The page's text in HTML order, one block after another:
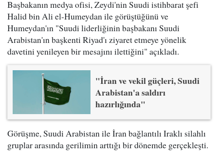
Başbakanın medya ofisi, Zeydi'nin Suudi istihbarat şefi
Halid bin Ali el-Humeydan ile görüştüğünü ve
Humeydan'ın "Suudi liderliğinin başbakanı Suudi
Arabistan'ın başkenti Riyad'ı ziyaret etmeye yönelik
davetini yenileyen bir mesajını ilettiğini" açıkladı.
"İran ve vekil güçleri, Suudi
Arabistan'a saldırı
hazırlığında"
Görüşme, Suudi Arabistan ile İran bağlantılı Iraklı silahlı
gruplar arasında gerilimin arttığı bir dönemde gerçekleşti.